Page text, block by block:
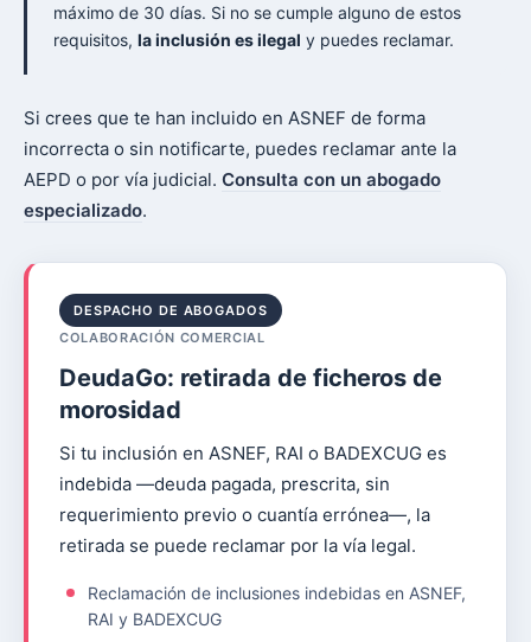
máximo de 30 días. Si no se cumple alguno de estos
requisitos, la inclusión es ilegal y puedes reclamar.
Si crees que te han incluido en ASNEF de forma
incorrecta o sin notificarte, puedes reclamar ante la
AEPD o por vía judicial. Consulta con un abogado
especializado.
DESPACHO DE ABOGADOS
COLABORACIÓN COMERCIAL
DeudaGo: retirada de ficheros de
morosidad
Si tu inclusión en ASNEF, RAI o BADEXCUG es
indebida —deuda pagada, prescrita, sin
requerimiento previo o cuantía errónea—, la
retirada se puede reclamar por la vía legal.
Reclamación de inclusiones indebidas en ASNEF,
RAI y BADEXCUG